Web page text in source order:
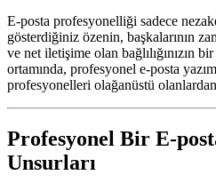
E-posta profesyonelliği sadece
gösterdiğiniz özenin, başkalarının
ve net iletişime olan bağlılığınızın
ortamında, profesyonel e-posta
profesyonelleri olağanüstü
Profesyonel Bir E-
Unsurları